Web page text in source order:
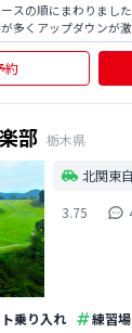
スの順にまわりまし
多くアップダウンが
ディースティーです
キーw いつ行ってもス
約
部 栃木県
北関東
3.75
乗り入れ 練習